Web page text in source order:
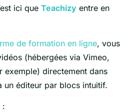
ici que Teachizy entre en
de formation en ligne, vous
(hébergées via Vimeo,
exemple) directement dans
un éditeur par blocs intuitif.
: